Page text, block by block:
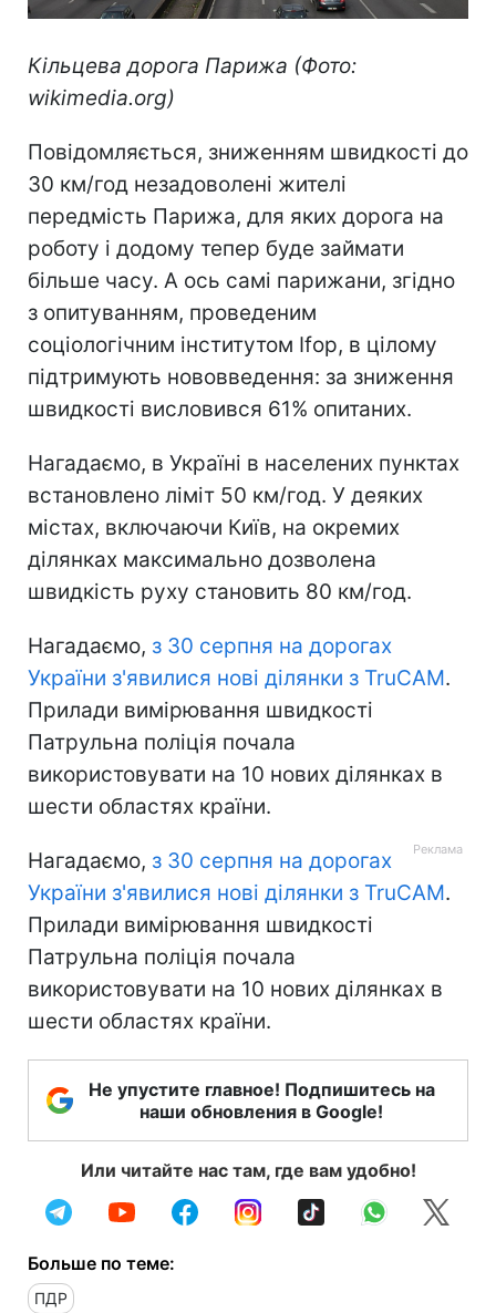
Кільцева дорога Парижа (Фото:
wikimedia.org)
Повідомляється, зниженням швидкості до
30 км/год незадоволені жителі
передмість Парижа, для яких дорога на
роботу і додому тепер буде займати
більше часу. А ось самі парижани, згідно
з опитуванням, проведеним
соціологічним інститутом Ifop, в цілому
підтримують нововведення: за зниження
швидкості висловився 61% опитаних.
Нагадаємо, в Україні в населених пунктах
встановлено ліміт 50 км/год. У деяких
містах, включаючи Київ, на окремих
ділянках максимально дозволена
швидкість руху становить 80 км/год.
Нагадаємо, з 30 серпня на дорогах
України з'явилися нові ділянки з TruCAM.
Прилади вимірювання швидкості
Патрульна поліція почала
використовувати на 10 нових ділянках в
шести областях країни.
Нагадаємо, з 30 серпня на дорогах
України з'явилися нові ділянки з TruCAM.
Прилади вимірювання швидкості
Патрульна поліція почала
використовувати на 10 нових ділянках в
шести областях країни.
Не упустите главное! Подпишитесь на
наши обновления в Google!
Или читайте нас там, где вам удобно!
Больше по теме:
ПДР